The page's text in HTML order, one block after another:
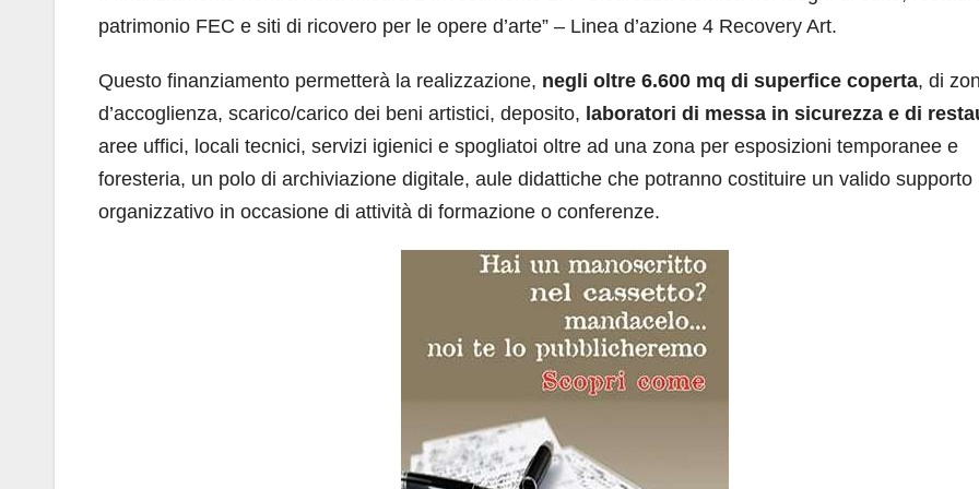
patrimonio FEC e siti di ricovero per le opere d’arte” – Linea d’azione 4 Recovery Art.
Questo finanziamento permetterà la realizzazione, negli oltre 6.600 mq di superfice coperta, di
d’accoglienza, scarico/carico dei beni artistici, deposito, laboratori di messa in sicurezza e di
aree uffici, locali tecnici, servizi igienici e spogliatoi oltre ad una zona per esposizioni temporanee e
foresteria, un polo di archiviazione digitale, aule didattiche che potranno costituire un valido supporto
organizzativo in occasione di attività di formazione o conferenze.